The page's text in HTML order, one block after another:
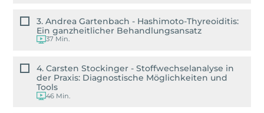
3. Andrea Gartenbach - Hashimoto-Thyreoiditis:
Ein ganzheitlicher Behandlungsansatz
37 Min.
4. Carsten Stockinger - Stoffwechselanalyse in
der Praxis: Diagnostische Möglichkeiten und
Tools
46 Min.